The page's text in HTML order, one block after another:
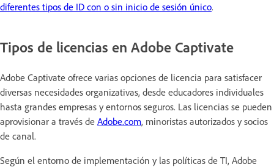
diferentes tipos de ID con o sin inicio de sesión único.
Tipos de licencias en Adobe Captivate
Adobe Captivate ofrece varias opciones de licencia para satisfacer
diversas necesidades organizativas, desde educadores individuales
hasta grandes empresas y entornos seguros. Las licencias se pueden
aprovisionar a través de Adobe.com, minoristas autorizados y socios
de canal.
Según el entorno de implementación y las políticas de TI, Adobe